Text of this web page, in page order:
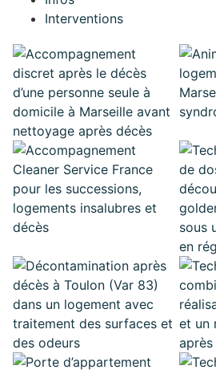
Interventions